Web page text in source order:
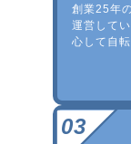
創業25年
運営して
心して自